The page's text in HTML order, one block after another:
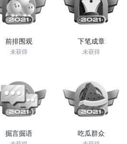
前排围观
未获得
下笔成章
未获得
掘言掘语 吃瓜群众